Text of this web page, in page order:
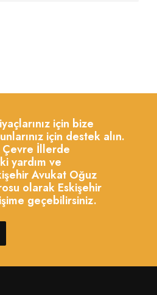
için bize
için destek alın.
Çevre İllerde
yardım ve
Avukat Oğuz
olarak Eskişehir
geçebilirsiniz.